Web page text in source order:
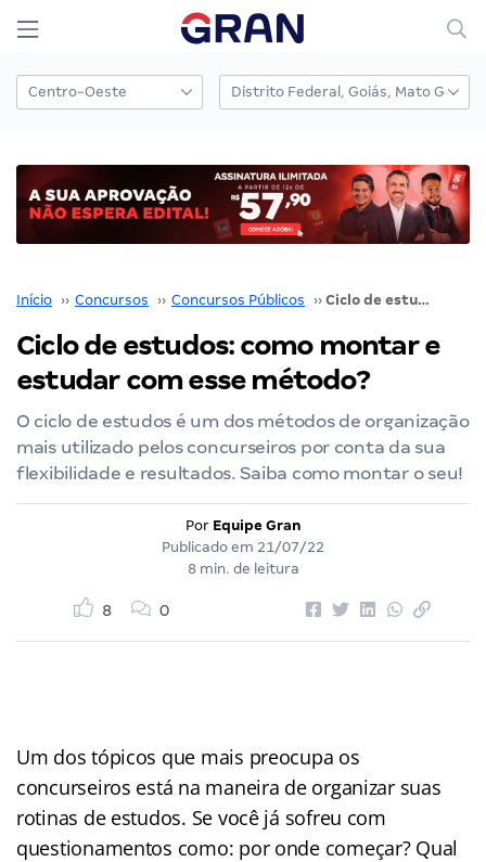
Início ›› Concursos ›› Concursos Públicos ›› Ciclo de estudos: como montar e estudar com esse método?
Ciclo de estudos: como montar e
estudar com esse método?
O ciclo de estudos é um dos métodos de organização
mais utilizado pelos concurseiros por conta da sua
flexibilidade e resultados. Saiba como montar o seu!
Por Equipe Gran
Publicado em 21/07/22
8 min. de leitura
8 0
Um dos tópicos que mais preocupa os
concurseiros está na maneira de organizar suas
rotinas de estudos. Se você já sofreu com
questionamentos como: por onde começar? Qual